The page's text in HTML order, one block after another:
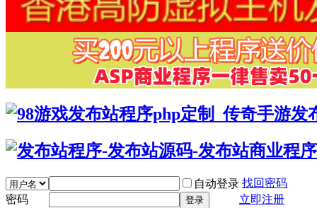
自动登录 找回密码
密码
登录
立即注册